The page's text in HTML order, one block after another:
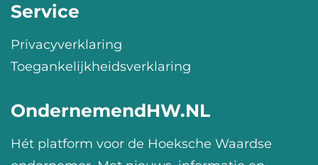
Service
Privacyverklaring
Toegankelijkheidsverklaring
OndernemendHW.NL
Hét platform voor de Hoeksche Waardse